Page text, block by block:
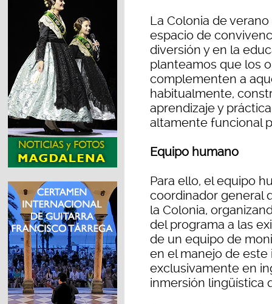
La Colonia de
espacio de
diversión y en la
planteamos que los
complementen a
habitualmente,
aprendizaje y
altamente funcional
Equipo humano
Para ello, el equipo
coordinador general
la Colonia,
del programa a las
de un equipo de
en el manejo de
exclusivamente en
inmersión lingüística